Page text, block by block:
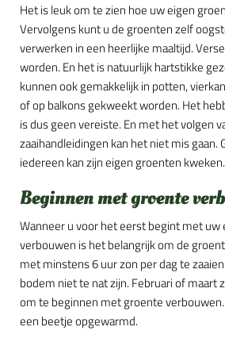
Het is leuk om te zien hoe uw eigen
Vervolgens kunt u de groenten zelf
verwerken in een heerlijke maaltijd.
worden. En het is natuurlijk hartstikke
kunnen ook gemakkelijk in potten,
of op balkons gekweekt worden. Het
is dus geen vereiste. En met het volgen
zaaihandleidingen kan het niet mis gaan.
iedereen kan zijn eigen groenten kweken.
Beginnen met groente
Wanneer u voor het eerst begint met uw
verbouwen is het belangrijk om de
met minstens 6 uur zon per dag te
bodem niet te nat zijn. Februari of maart
om te beginnen met groente
een beetje opgewarmd.